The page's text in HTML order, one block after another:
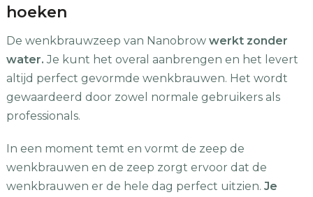
hoeken
De wenkbrauwzeep van Nanobrow werkt zonder
water. Je kunt het overal aanbrengen en het levert
altijd perfect gevormde wenkbrauwen. Het wordt
gewaardeerd door zowel normale gebruikers als
professionals.
In een moment temt en vormt de zeep de
wenkbrauwen en de zeep zorgt ervoor dat de
wenkbrauwen er de hele dag perfect uitzien. Je